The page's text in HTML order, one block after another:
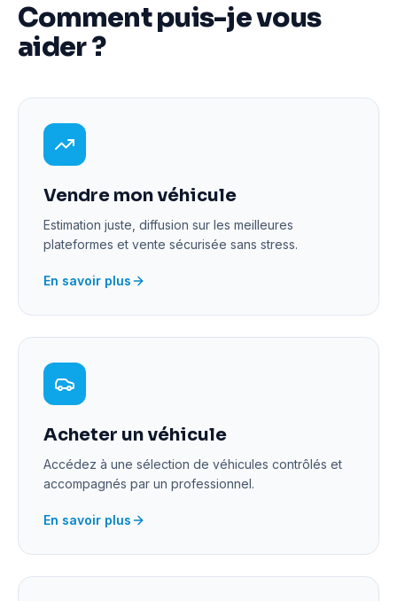
Comment puis-je vous
aider ?
Vendre mon véhicule
Estimation juste, diffusion sur les meilleures
plateformes et vente sécurisée sans stress.
En savoir plus
Acheter un véhicule
Accédez à une sélection de véhicules contrôlés et
accompagnés par un professionnel.
En savoir plus